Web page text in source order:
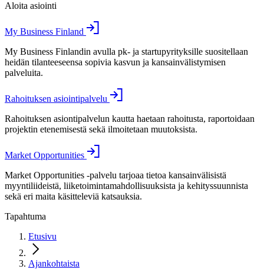
Aloita asiointi
My Business Finland
My Business Finlandin avulla pk- ja startupyrityksille suositellaan
heidän tilanteeseensa sopivia kasvun ja kansainvälistymisen
palveluita.
Rahoituksen asiointipalvelu
Rahoituksen asiontipalvelun kautta haetaan rahoitusta, raportoidaan
projektin etenemisestä sekä ilmoitetaan muutoksista.
Market Opportunities
Market Opportunities -palvelu tarjoaa tietoa kansainvälisistä
myyntiliideistä, liiketoimintamahdollisuuksista ja kehityssuunnista
sekä eri maita käsitteleviä katsauksia.
Tapahtuma
Etusivu
Ajankohtaista